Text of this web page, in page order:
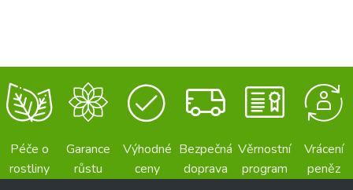
Péče o
rostliny
Garance
růstu
Výhodné
ceny
Bezpečná
doprava
Věrnostní
program
Vrácení
peněz